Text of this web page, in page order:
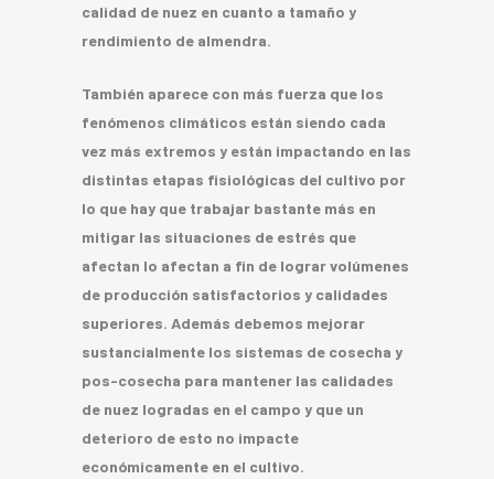
calidad de nuez en cuanto a tamaño y
rendimiento de almendra.
También aparece con más fuerza que los
fenómenos climáticos están siendo cada
vez más extremos y están impactando en las
distintas etapas fisiológicas del cultivo por
lo que hay que trabajar bastante más en
mitigar las situaciones de estrés que
afectan lo afectan a fin de lograr volúmenes
de producción satisfactorios y calidades
superiores. Además debemos mejorar
sustancialmente los sistemas de cosecha y
pos-cosecha para mantener las calidades
de nuez logradas en el campo y que un
deterioro de esto no impacte
económicamente en el cultivo.